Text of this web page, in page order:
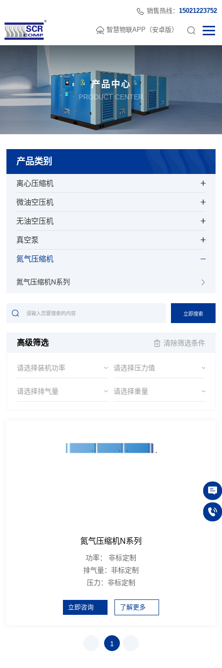
销售热线： 15021223752
智慧物联APP（安卓版）
产品中心
PRODUCT CENTER
产品类别
离心压缩机
微油空压机
无油空压机
真空泵
氮气压缩机
氮气压缩机N系列
立即搜索
高级筛选 清除筛选条件
请选择装机功率 请选择压力值
请选择排气量 请选择重量
氮气压缩机N系列
功率：
非标定制
排气量： 非标定制
压力： 非标定制
立即咨询 了解更多
1
在线